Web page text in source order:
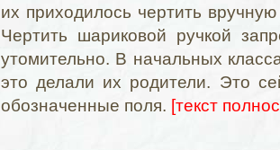
их приходилось чертить
Чертить шариковой ручкой
утомительно. В начальных
это делали их родители. Это
обозначенные поля. [текст